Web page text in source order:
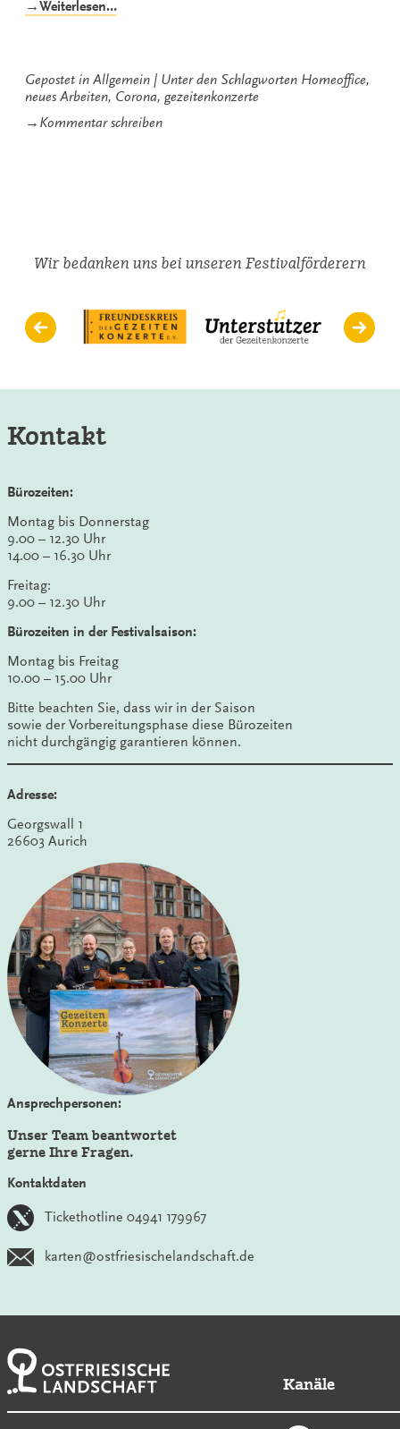
→Weiterlesen…„Arbeiten
Corona“
Gepostet in Allgemein Unter den Schlagworten Homeoffice,
neues Arbeiten, Corona, gezeitenkonzerte
→ Kommentar schreibenzu
Wir bedanken uns bei unseren Festivalförderern
Kontakt
Bürozeiten:
Montag bis Donnerstag
9.00 – 12.30 Uhr
14.00 – 16.30 Uhr
Freitag:
9.00 – 12.30 Uhr
Bürozeiten in der Festivalsaison:
Montag bis Freitag
10.00 – 15.00 Uhr
Bitte beachten Sie, dass wir in der Saison
sowie der Vorbereitungsphase diese Bürozeiten
nicht durchgängig garantieren können.
Adresse:
Georgswall 1
26603 Aurich
Ansprechpersonen:
Unser Team beantwortet
gerne Ihre Fragen.
Kontaktdaten
Tickethotline 04941 179967
karten@ostfriesischelandschaft.de
Kanäle